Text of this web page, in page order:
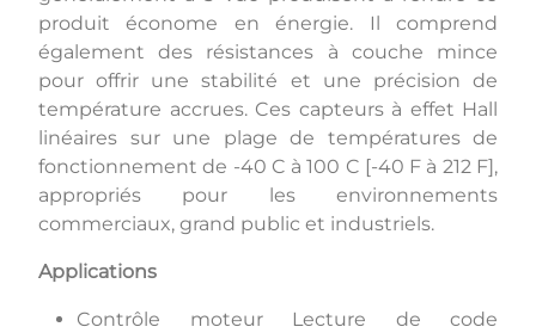
produit économe en énergie. Il comprend
également des résistances à couche mince
pour offrir une stabilité et une précision de
température accrues. Ces capteurs à effet Hall
linéaires sur une plage de températures de
fonctionnement de -40 C à 100 C [-40 F à 212 F],
appropriés pour les environnements
commerciaux, grand public et industriels.
Applications
Contrôle moteur Lecture de code